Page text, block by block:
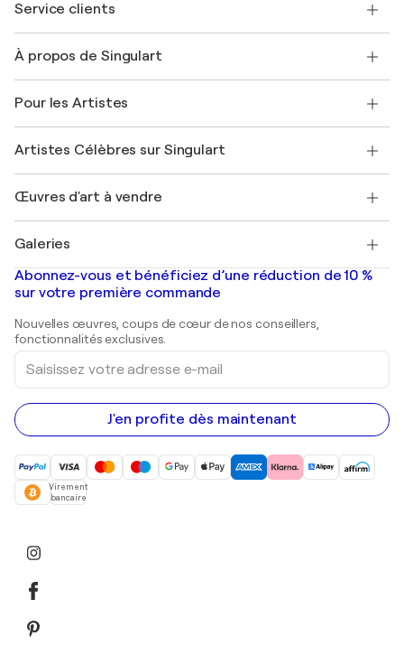
Service clients
Expédition
Offrir une carte cadeau
Rejoignez notre programme commercial
Mon compte
+33 1 76 44 06 42
À propos de Singulart
FAQ
Magazine Singulart
Emplois
Découvrez une sélection d'art original
Pour les Artistes
Se connecter en tant qu'Artiste
Artistes Célèbres sur Singulart
Marc Chagall
Banksy
Mr. Brainwash
Shepard Fairey
Œuvres d'art à vendre
Tableaux abstraits à vendre
Peintures de paysage
Estampes
Peintures acryliques
Galeries
Galeries d'art en France
Galeries d'art en Belgique
Abonnez-vous et bénéficiez d’une réduction de 10 %
sur votre première commande
Nouvelles œuvres, coups de cœur de nos conseillers,
fonctionnalités exclusives.
Saisissez
votre
adresse
e-
mail
J'en profite dès maintenant
Virement
bancaire